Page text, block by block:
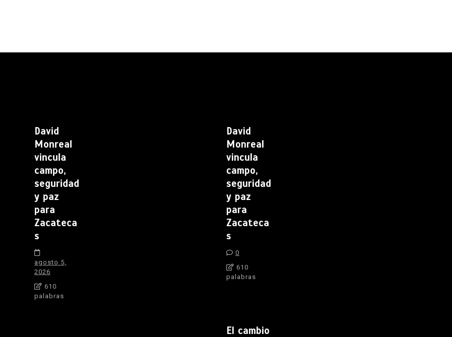
David
Monreal
vincula
campo,
seguridad
y paz
para
Zacateca
s
agosto 5,
2026
610
palabras
David
Monreal
vincula
campo,
seguridad
y paz
para
Zacateca
s
0
610
palabras
El cambio